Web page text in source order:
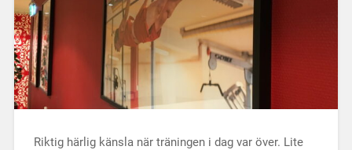
Riktig härlig känsla när träningen i dag var över. Lite